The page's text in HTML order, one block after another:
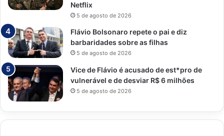
Netflix
5 de agosto de 2026
Flávio Bolsonaro repete o pai e diz
barbaridades sobre as filhas
5 de agosto de 2026
Vice de Flávio é acusado de est*pro de
vulnerável e de desviar R$ 6 milhões
5 de agosto de 2026